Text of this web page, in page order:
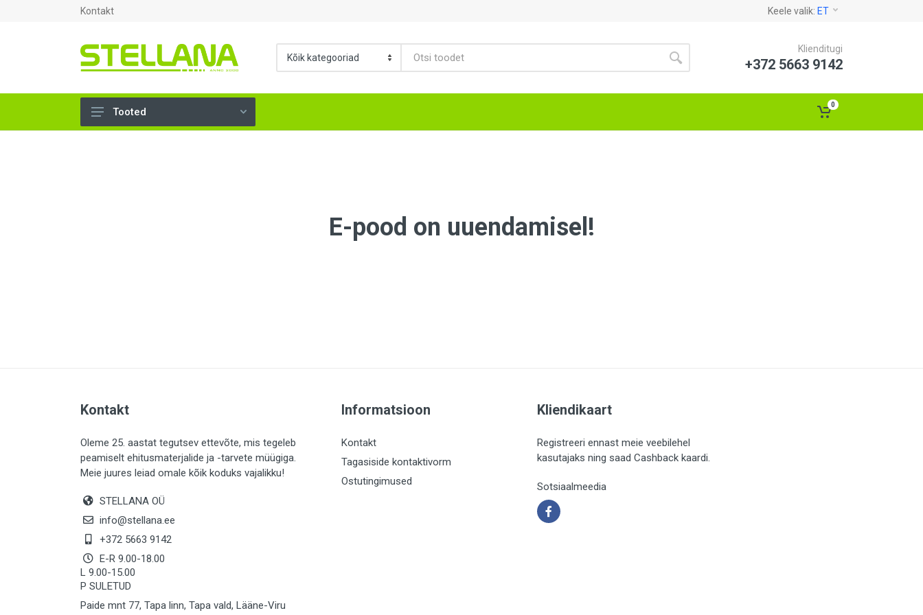
Kontakt Keele valik: ET
Klienditugi
+372 5663 9142
LIISTUD (183)
KIVID (31)
KATTED (133)
MAALRITARBED (1029)
SOOJUSTUS (15)
KEEMIA (222)
TÖÖRIIDED (117)
SAUN (8)
Tooted
0
E-pood on uuendamisel!
Kontakt
Oleme 25. aastat tegutsev ettevõte, mis tegeleb
peamiselt ehitusmaterjalide ja -tarvete müügiga.
Meie juures leiad omale kõik koduks vajalikku!
STELLANA OÜ
info@stellana.ee
+372 5663 9142
E-R 9.00-18.00
L 9.00-15.00
P SULETUD
Paide mnt 77, Tapa linn, Tapa vald, Lääne-Viru
Informatsioon
Kontakt
Tagasiside kontaktivorm
Ostutingimused
Kliendikaart
Registreeri ennast meie veebilehel
kasutajaks ning saad Cashback kaardi.
Sotsiaalmeedia